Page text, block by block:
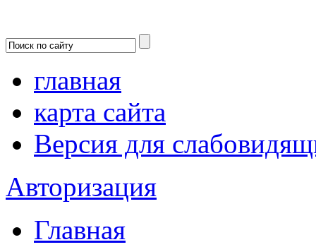
главная
карта сайта
Версия для
Авторизация
Главная